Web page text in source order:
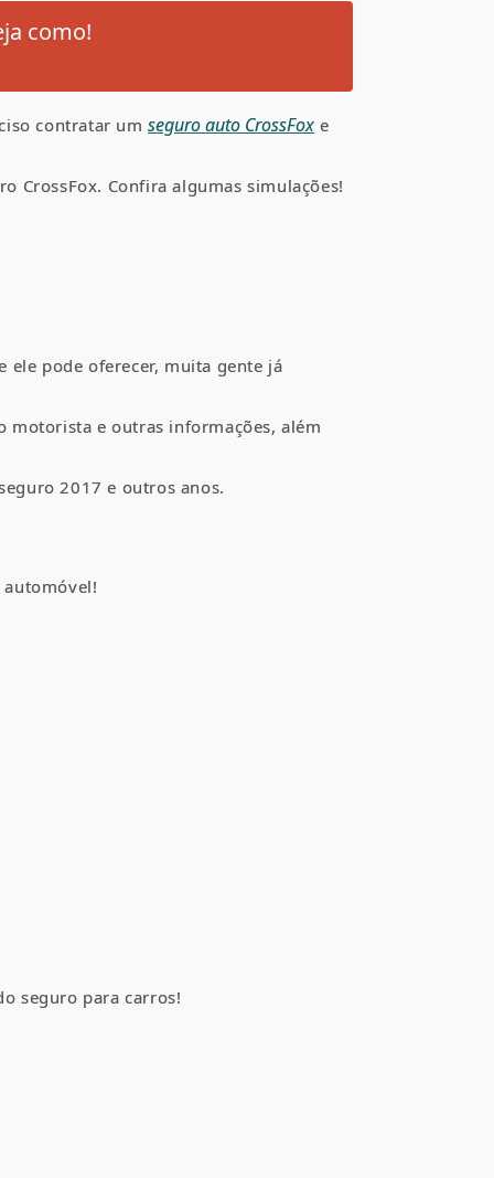
como!
contratar umseguro auto CrossFox e
CrossFox. Confira algumas simulações!
ele pode oferecer, muita gente já
motorista e outras informações, além
2017 e outros anos.
automóvel!
seguro para carros!